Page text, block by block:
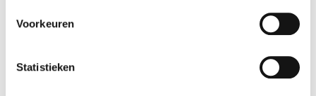
Voorkeuren
Statistieken